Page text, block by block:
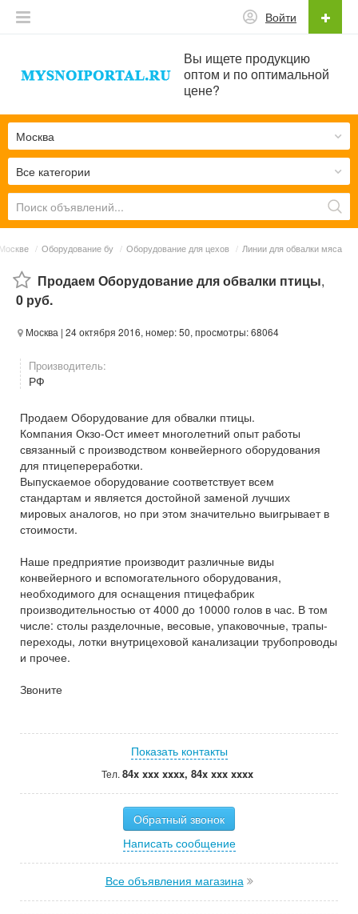
Вы ищете продукцию
оптом и по оптимальной
цене?
Войти
Все категории
Москва
/ Оборудование бу / Оборудование для цехов / Линии для обвалки мяса
Продаем Оборудование для обвалки птицы,
0 руб.
Москва | 24 октября 2016, номер: 50, просмотры: 68064
Производитель:
РФ
Продаем Оборудование для обвалки птицы.
Компания Окзо-Ост имеет многолетний опыт работы
связанный с производством конвейерного оборудования
для птицепереработки.
Выпускаемое оборудование соответствует всем
стандартам и является достойной заменой лучших
мировых аналогов, но при этом значительно выигрывает в
стоимости.
Наше предприятие производит различные виды
конвейерного и вспомогательного оборудования,
необходимого для оснащения птицефабрик
производительностью от 4000 до 10000 голов в час. В том
числе: столы разделочные, весовые, упаковочные, трапы-
переходы, лотки внутрицеховой канализации трубопроводы
и прочее.
Звоните
Показать контакты
Тел. 84x xxx xxxx, 84x xxx xxxx
Обратный звонок
Написать сообщение
Все объявления магазина